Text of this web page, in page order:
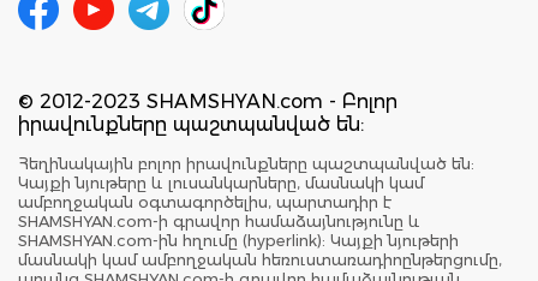
© 2012-2023 SHAMSHYAN.com - Բոլոր
իրավունքները պաշտպանված են:
Հեղինակային բոլոր իրավունքները պաշտպանված են:
Կայքի նյութերը և լուսանկարները, մասնակի կամ
ամբողջական օգտագործելիս, պարտադիր է
SHAMSHYAN.com-ի գրավոր համաձայնությունը և
SHAMSHYAN.com-ին հղումը (hyperlink): Կայքի նյութերի
մասնակի կամ ամբողջական հեռուստառադիոընթերցումը,